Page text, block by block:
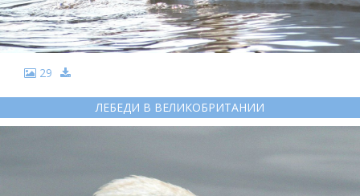
29
ЛЕБЕДИ В ВЕЛИКОБРИТАНИИ